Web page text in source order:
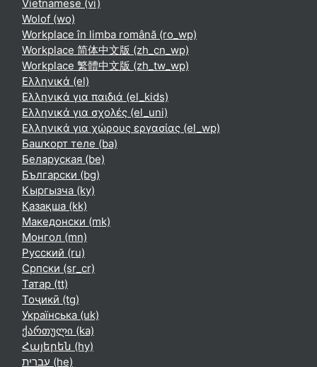
Vietnamese ‎(vi)‎
Wolof ‎(wo)‎
Workplace în limba română ‎(ro_wp)‎
Workplace 简体中文版 ‎(zh_cn_wp)‎
Workplace 繁體中文版 ‎(zh_tw_wp)‎
Ελληνικά ‎(el)‎
Ελληνικά για παιδιά ‎(el_kids)‎
Ελληνικά για σχολές ‎(el_uni)‎
Ελληνικά για χώρους εργασίας ‎(el_wp)‎
Башҡорт теле ‎(ba)‎
Беларуская ‎(be)‎
Български ‎(bg)‎
Кыргызча ‎(ky)‎
Қазақша ‎(kk)‎
Македонски ‎(mk)‎
Монгол ‎(mn)‎
Русский ‎(ru)‎
Српски ‎(sr_cr)‎
Татар ‎(tt)‎
Тоҷикӣ ‎(tg)‎
Українська ‎(uk)‎
ქართული ‎(ka)‎
Հայերեն ‎(hy)‎
עברית ‎(he)‎